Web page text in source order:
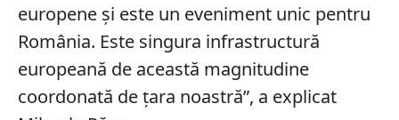
europene și este un eveniment unic pentru
România. Este singura infrastructură
europeană de această magnitudine
coordonată de țara noastră”, a explicat